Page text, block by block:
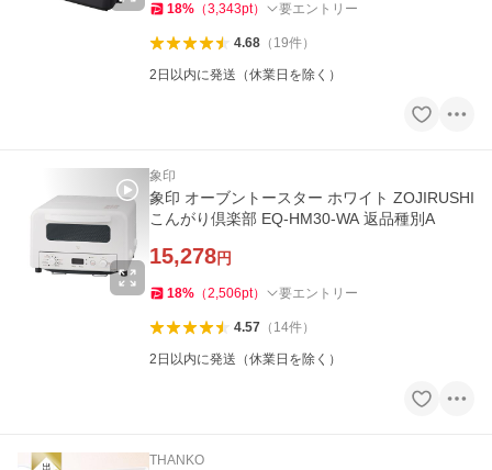
18% （3,343pt） 要エントリー
4.68（ 19件）
2日以内に発送（休業日を除く）
象印
象印 オーブントースター ホワイト ZOJIRUSHI
こんがり倶楽部 EQ-HM30-WA 返品種別A
15,278円
18% （2,506pt） 要エントリー
4.57（ 14件）
2日以内に発送（休業日を除く）
THANKO